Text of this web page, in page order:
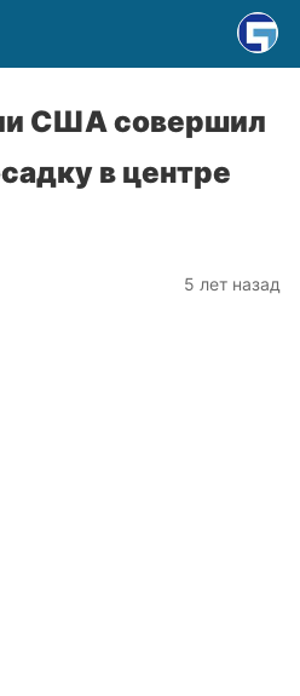
США совершил
в центре
5 лет назад